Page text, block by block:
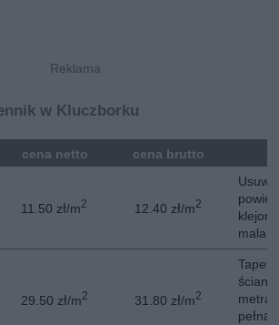
w Kluczborku
cena netto cena brutto
11.50 zł/m2 12.40 zł/m2
29.50 zł/m2 31.80 zł/m2
metra.
pełną